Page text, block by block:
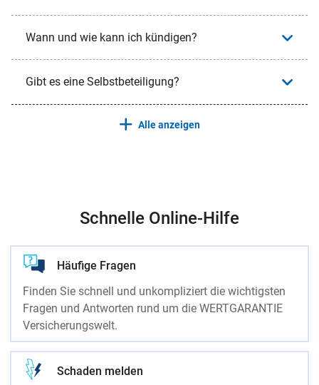
Wann und wie kann ich kündigen?
Gibt es eine Selbstbeteiligung?
Alle anzeigen
Schnelle Online-Hilfe
Häufige Fragen
Finden Sie schnell und unkompliziert die wichtigsten
Fragen und Antworten rund um die WERTGARANTIE
Versicherungswelt.
Schaden melden